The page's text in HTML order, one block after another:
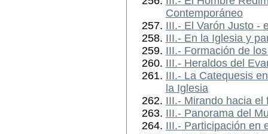
Contemporáneo
III.- El Varón Justo -
III.- En la Iglesia y
III.- Formación de
III.- Heraldos del
III.- La Catequesis
la Iglesia
III.- Mirando hacia el
III.- Panorama del
III.- Participación en